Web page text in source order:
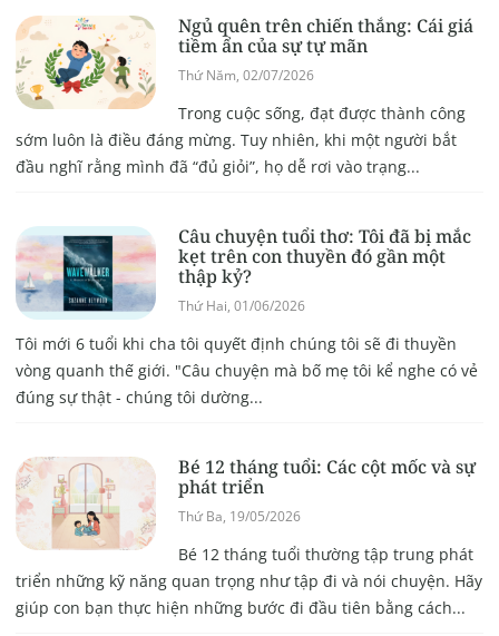
Ngủ quên trên chiến thắng: Cái giá
tiềm ẩn của sự tự mãn
Thứ Năm, 02/07/2026
Trong cuộc sống, đạt được thành công
sớm luôn là điều đáng mừng. Tuy nhiên, khi một người bắt
đầu nghĩ rằng mình đã “đủ giỏi”, họ dễ rơi vào trạng...
Câu chuyện tuổi thơ: Tôi đã bị mắc
kẹt trên con thuyền đó gần một
thập kỷ?
Thứ Hai, 01/06/2026
Tôi mới 6 tuổi khi cha tôi quyết định chúng tôi sẽ đi thuyền
vòng quanh thế giới. "Câu chuyện mà bố mẹ tôi kể nghe có vẻ
đúng sự thật - chúng tôi dường...
Bé 12 tháng tuổi: Các cột mốc và sự
phát triển
Thứ Ba, 19/05/2026
Bé 12 tháng tuổi thường tập trung phát
triển những kỹ năng quan trọng như tập đi và nói chuyện. Hãy
giúp con bạn thực hiện những bước đi đầu tiên bằng cách...